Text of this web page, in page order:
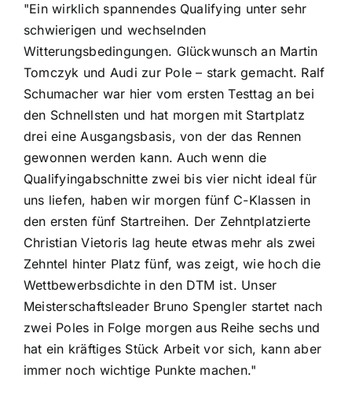
"Ein wirklich spannendes Qualifying unter sehr
schwierigen und wechselnden
Witterungsbedingungen. Glückwunsch an Martin
Tomczyk und Audi zur Pole – stark gemacht. Ralf
Schumacher war hier vom ersten Testtag an bei
den Schnellsten und hat morgen mit Startplatz
drei eine Ausgangsbasis, von der das Rennen
gewonnen werden kann. Auch wenn die
Qualifyingabschnitte zwei bis vier nicht ideal für
uns liefen, haben wir morgen fünf C-Klassen in
den ersten fünf Startreihen. Der Zehntplatzierte
Christian Vietoris lag heute etwas mehr als zwei
Zehntel hinter Platz fünf, was zeigt, wie hoch die
Wettbewerbsdichte in den DTM ist. Unser
Meisterschaftsleader Bruno Spengler startet nach
zwei Poles in Folge morgen aus Reihe sechs und
hat ein kräftiges Stück Arbeit vor sich, kann aber
immer noch wichtige Punkte machen."